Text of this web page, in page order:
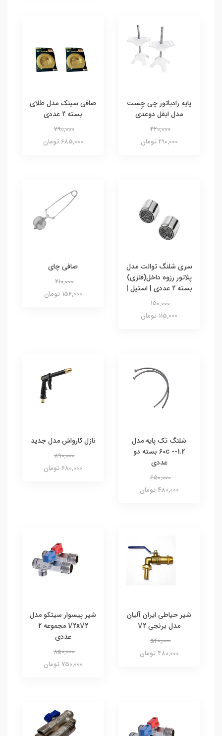
پایه رادیاتور چی‌ چِست
مدل ایفل دوعدی
420,000
290,000 تومان
صافی سینک مدل طلای
بسته 2 عددی
790,000
685,000 تومان
سری شلنگ توالت مدل
پلاتور رزوه داخل(فلزی)
بسته 2 عددی | استیل |
150,000
115,000 تومان
صافی چای
210,000
156,000 تومان
شلنگ تک پایه مدل
1.2-- 60c بسته دو
عددی
650,000
480,000 تومان
نازل کارواش مدل جدید
890,000
680,000 تومان
شیر حیاطی ایران آلیان
مدل برنجی 1/2
540,000
480,000 تومان
شیر پیسوار سیتکو مدل
1/2x1/2 مجموعه 2
عددی
850,000
750,000 تومان